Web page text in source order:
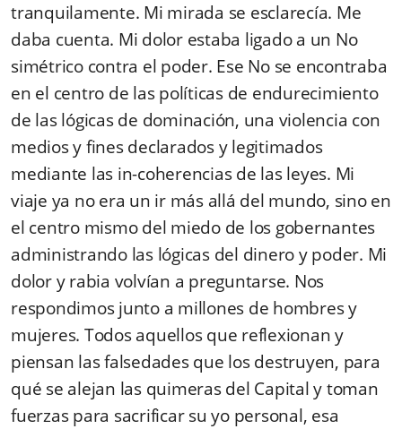
tranquilamente. Mi mirada se esclarecía. Me
daba cuenta. Mi dolor estaba ligado a un No
simétrico contra el poder. Ese No se encontraba
en el centro de las políticas de endureci­miento
de las lógicas de dominación, una violencia con
medios y fines declarados y legitima­dos
mediante las in-coherencias de las leyes. Mi
viaje ya no era un ir más allá del mundo, sino en
el centro mismo del miedo de los gobernantes
administrando las lógicas del dinero y poder. Mi
dolor y rabia volvían a preguntarse. Nos
respondimos junto a millones de hombres y
mujeres. Todos aquellos que reflexionan y
piensan las falsedades que los destruyen, para
qué se alejan las quimeras del Capital y toman
fuerzas para sacrificar su yo personal, esa